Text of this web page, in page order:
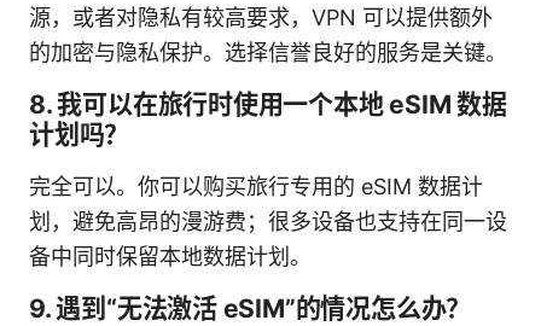
源，或者对隐私有较高要求，VPN 可以提供额外
的加密与隐私保护。选择信誉良好的服务是关键。
8. 我可以在旅行时使用一个本地 eSIM 数据
计划吗？
完全可以。你可以购买旅行专用的 eSIM 数据计
划，避免高昂的漫游费；很多设备也支持在同一设
备中同时保留本地数据计划。
9. 遇到“无法激活 eSIM”的情况怎么办？